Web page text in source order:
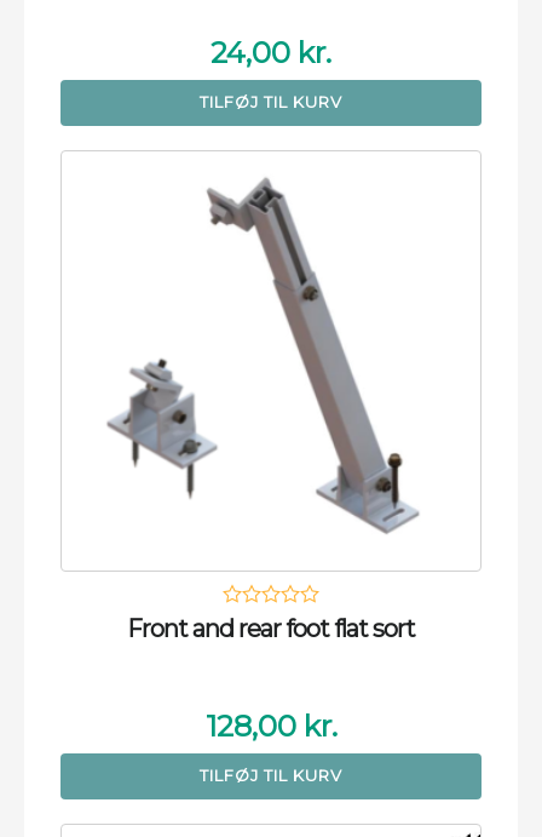
24,00 kr.
TILFØJ TIL KURV
Front and rear foot flat sort
128,00 kr.
TILFØJ TIL KURV